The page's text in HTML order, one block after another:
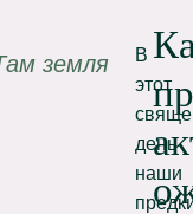
земля
В
этот
день
наши